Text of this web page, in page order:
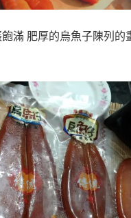
滿 肥厚的烏魚子陳列的